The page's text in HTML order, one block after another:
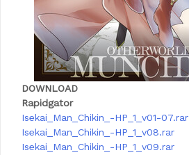
DOWNLOAD
Rapidgator
Isekai_Man_Chikin_-HP_1_v01-07.rar
Isekai_Man_Chikin_-HP_1_v08.rar
Isekai_Man_Chikin_-HP_1_v09.rar